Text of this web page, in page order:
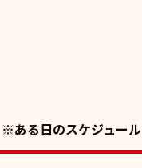
※ある日のスケジュール